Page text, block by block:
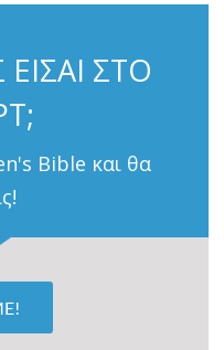
ΣΤΟ
Bible και θα